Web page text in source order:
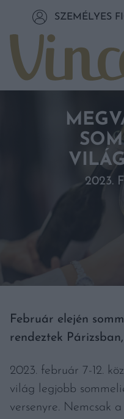
Tovább a tartalomhoz
SZEMÉLYES
2023.
Február elején
rendeztek
2023. február 7-12.
világ legjobb
versenyre. Nemcsak